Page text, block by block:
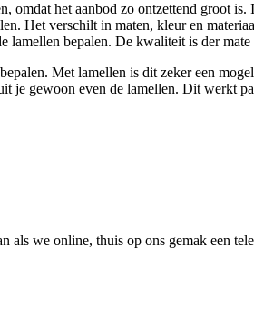
omdat het aanbod zo ontzettend groot
Het verschilt in maten, kleur en
bepalen. De kwaliteit is der
Met lamellen is dit zeker een
je gewoon even de lamellen. Dit werkt
als we online, thuis op ons gemak een